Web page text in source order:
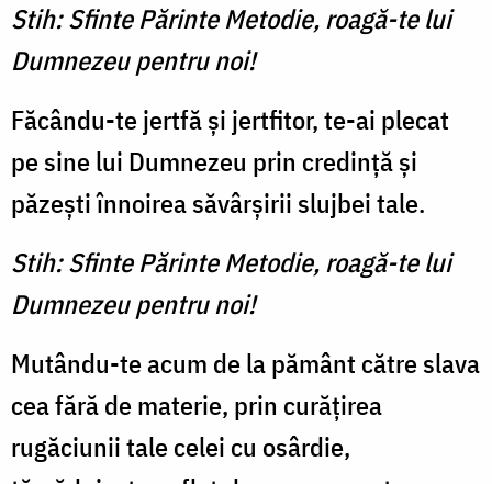
Stih: Sfinte Părinte Metodie, roagă-te lui
Dumnezeu pentru noi!
Făcându-te jertfă şi jertfitor, te-ai plecat
pe sine lui Dumnezeu prin credinţă şi
păzeşti înnoirea săvârşirii slujbei tale.
Stih: Sfinte Părinte Metodie, roagă-te lui
Dumnezeu pentru noi!
Mutându-te acum de la pământ către slava
cea fără de materie, prin curăţirea
rugăciunii tale celei cu osârdie,